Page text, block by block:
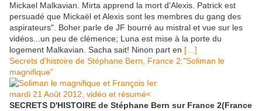
Mickael Malkavian. Mirta apprend la mort d'Alexis. Patrick est
persuadé que Mickaël et Alexis sont les membres du gang des
aspirateurs". Boher parle de JF bourré au mistral et vue sur les
vidéos...un peu de clémence; Luna est mise à la porte du
logement Malkavian. Sacha sait! Ninon part en […]
Secrets d'histoire de Stéphane Bern, France 2:"Soliman le
magnifique"
mardi 21 Août 2012, vidéo et résumé<
SECRETS D'HISTOIRE de Stéphane Bern sur France 2(France